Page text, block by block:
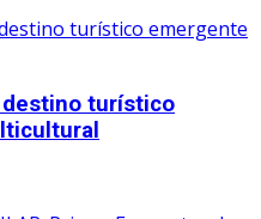
destino turístico